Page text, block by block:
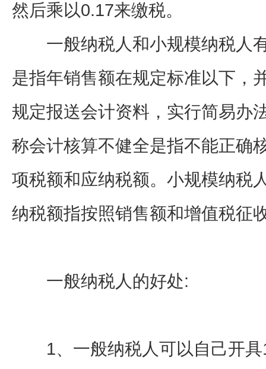
然后乘以0.17来缴税。
一般纳税人和小规模纳税人
是指年销售额在规定标准以下，
规定报送会计资料，实行简易办
称会计核算不健全是指不能正确
项税额和应纳税额。小规模纳税
纳税额指按照销售额和增值税征
一般纳税人的好处:
1、一般纳税人可以自己开具